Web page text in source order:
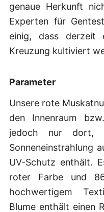
genaue Herkunft
Experten für
einig, dass derzeit
Kreuzung kultiviert
Parameter
Unsere rote
den Innenraum
jedoch nur dort,
Sonneneinstrahlung
UV-Schutz enthält.
roter Farbe und
hochwertigem
Blume enthält einen